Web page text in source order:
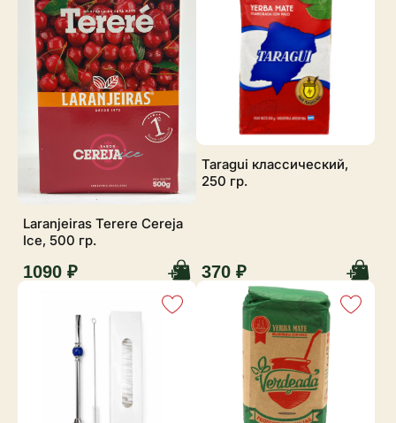
Laranjeiras Terere Cereja
Ice, 500 гр.
1090 ₽
Taragui классический,
250 гр.
370 ₽